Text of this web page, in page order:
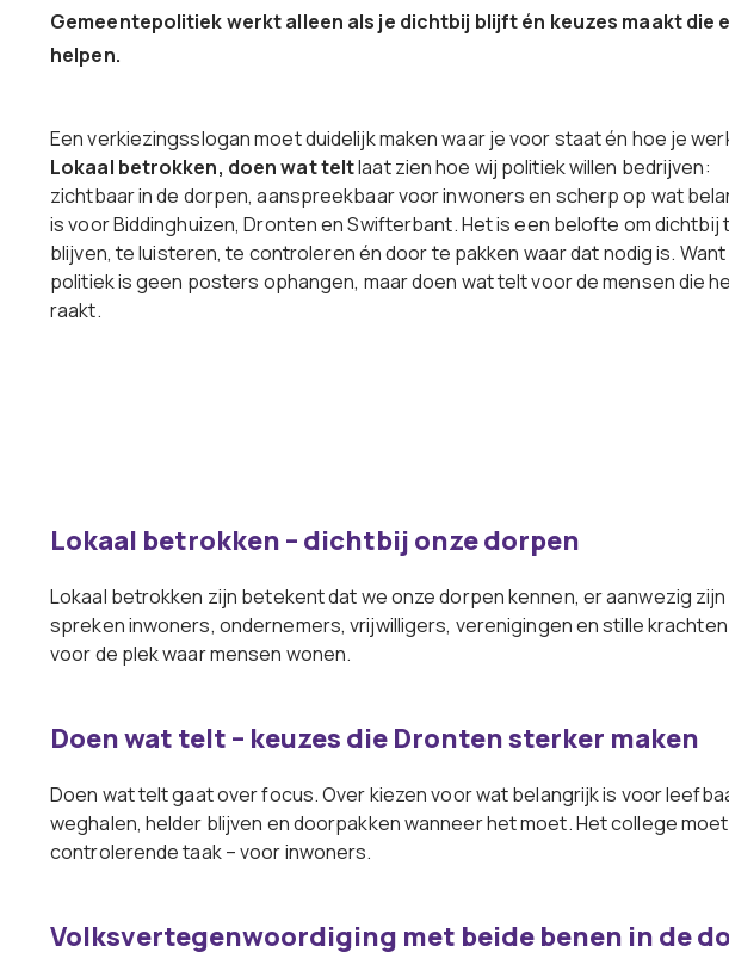
Gemeentepolitiek werkt alleen als je dichtbij blijft én keuzes maakt die
helpen.
Een verkiezingsslogan moet duidelijk maken waar je voor staat én hoe je
Lokaal betrokken, doen wat teltlaat zien hoe wij politiek willen bedrijven:
zichtbaar in de dorpen, aanspreekbaar voor inwoners en scherp op wat
is voor Biddinghuizen, Dronten en Swifterbant. Het is een belofte om dichtbij
blijven, te luisteren, te controleren én door te pakken waar dat nodig is. Want
politiek is geen posters ophangen, maar doen wat telt voor de mensen die
raakt.
Lokaal betrokken – dichtbij onze dorpen
Lokaal betrokken zijn betekent dat we onze dorpen kennen, er aanwezig
spreken inwoners, ondernemers, vrijwilligers, verenigingen en stille
voor de plek waar mensen wonen.
Doen wat telt – keuzes die Dronten sterker maken
Doen wat telt gaat over focus. Over kiezen voor wat belangrijk is voor
weghalen, helder blijven en doorpakken wanneer het moet. Het college
controlerende taak – voor inwoners.
Volksvertegenwoordiging met beide benen in de